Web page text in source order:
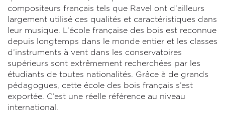
compositeurs français tels que Ravel ont d’ailleurs
largement utilisé ces qualités et caractéristiques dans
leur musique. L’école française des bois est reconnue
depuis longtemps dans le monde entier et les classes
d’instruments à vent dans les conservatoires
supérieurs sont extrêmement recherchées par les
étudiants de toutes nationalités. Grâce à de grands
pédagogues, cette école des bois français s’est
exportée. C’est une réelle référence au niveau
international.